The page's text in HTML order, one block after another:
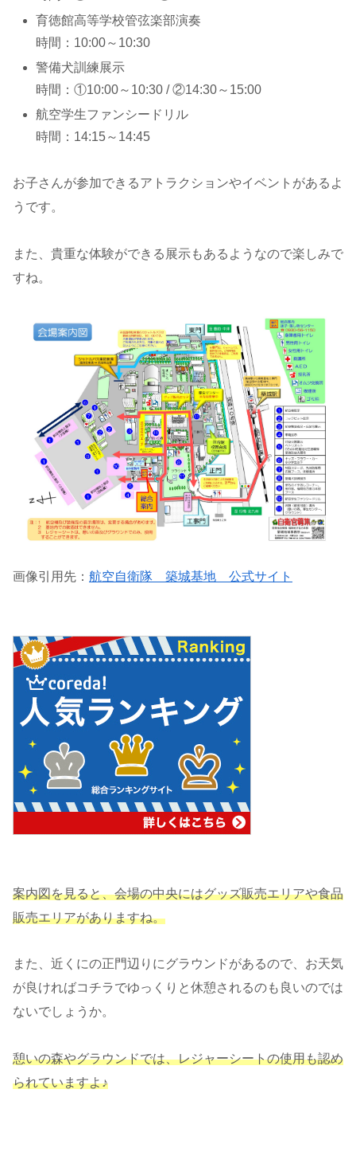
育徳館高等学校管弦楽部演奏
時間：10:00～10:30
警備犬訓練展示
時間：①10:00～10:30 / ②14:30～15:00
航空学生ファンシードリル
時間：14:15～14:45
お子さんが参加できるアトラクションやイベントがあるよ
うです。
また、貴重な体験ができる展示もあるようなので楽しみで
すね。
画像引用先： 航空自衛隊 築城基地 公式サイト
案内図を見ると、会場の中央にはグッズ販売エリアや食品
販売エリアがありますね。
また、近くにの正門辺りにグラウンドがあるので、お天気
が良ければコチラでゆっくりと休憩されるのも良いのでは
ないでしょうか。
憩いの森やグラウンドでは、レジャーシートの使用も認め
られていますよ♪